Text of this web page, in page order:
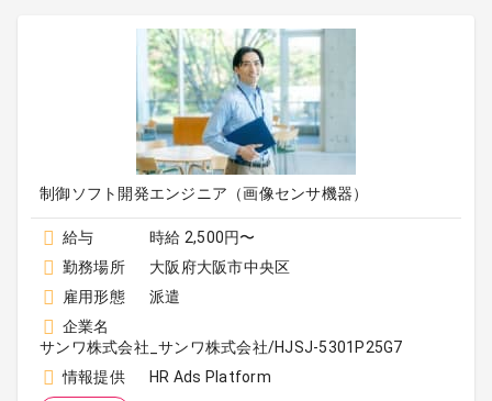
制御ソフト開発エンジニア（画像センサ機器）
給与
時給 2,500円〜
勤務場所
大阪府大阪市中央区
雇用形態
派遣
企業名
サンワ株式会社_サンワ株式会社/HJSJ-5301P25G7
情報提供
HR Ads Platform